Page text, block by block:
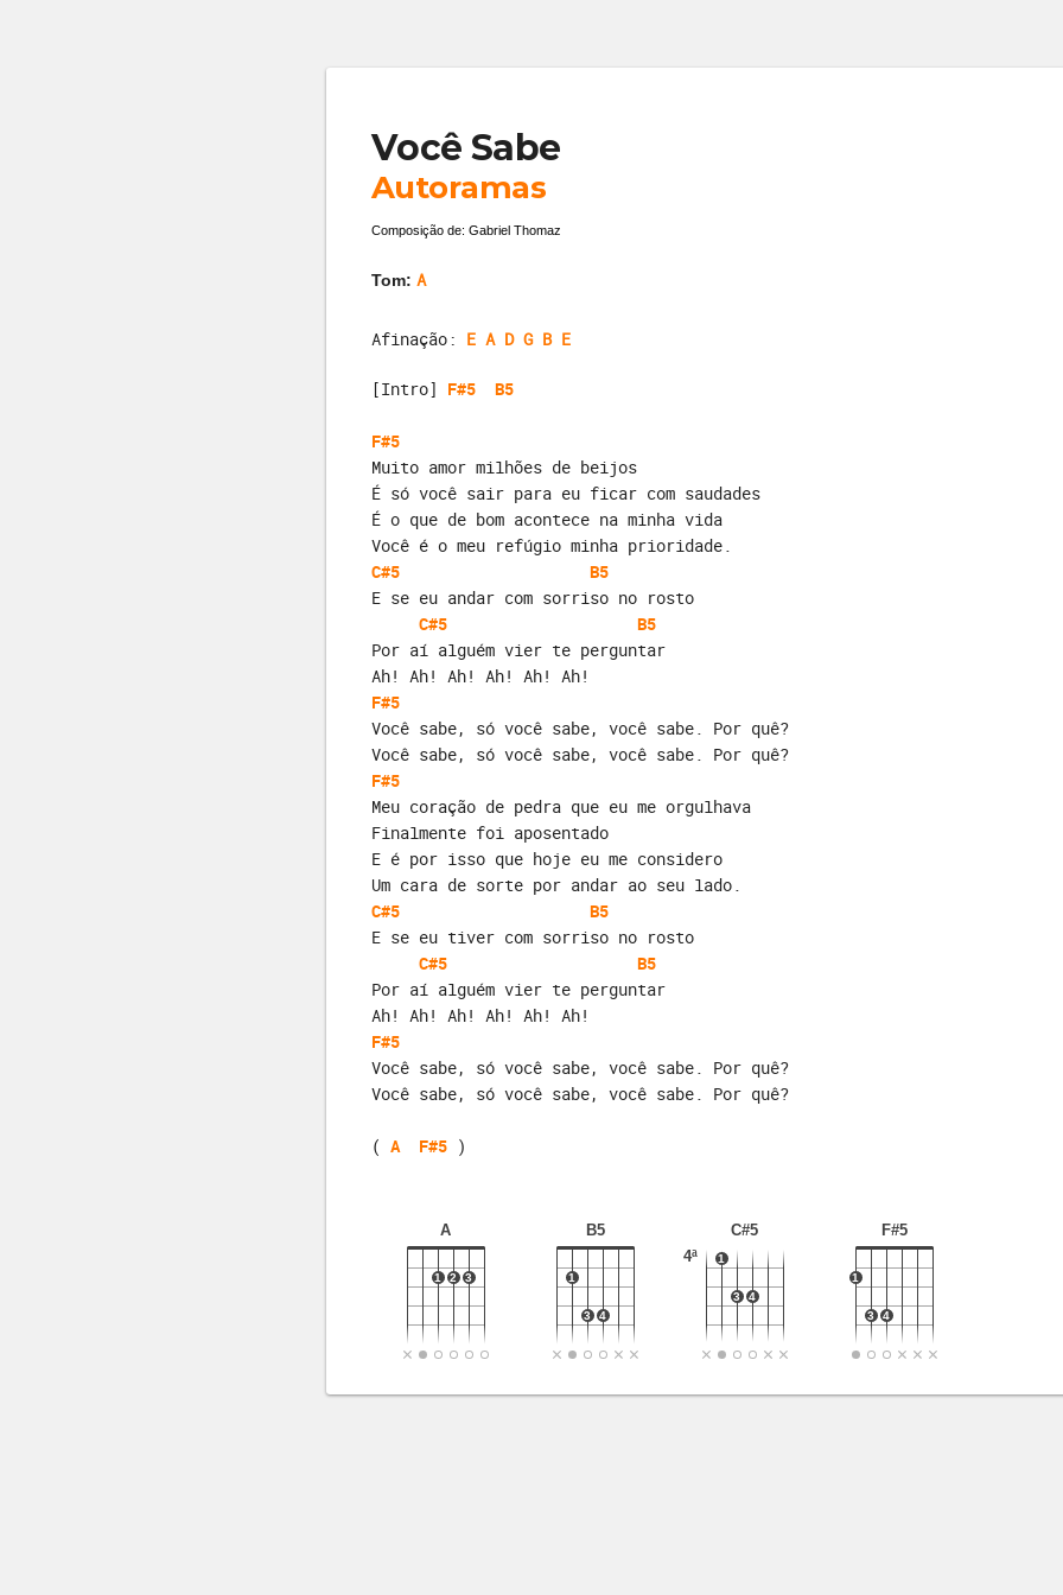
Você Sabe
Autoramas
Composição de: Gabriel Thomaz
Tom: A
Afinação: E A D G B E
[Intro] F#5 B5
F#5
Muito amor milhões de beijos
É só você sair para eu ficar com saudades
É o que de bom acontece na minha vida
Você é o meu refúgio minha prioridade.
C#5
B5
E se eu andar com sorriso no rosto
C#5
B5
Por aí alguém vier te perguntar
Ah! Ah! Ah! Ah! Ah! Ah!
F#5
Você sabe, só você sabe, você sabe. Por quê?
Você sabe, só você sabe, você sabe. Por quê?
F#5
Meu coração de pedra que eu me orgulhava
Finalmente foi aposentado
E é por isso que hoje eu me considero
Um cara de sorte por andar ao seu lado.
C#5
B5
E se eu tiver com sorriso no rosto
C#5
B5
Por aí alguém vier te perguntar
Ah! Ah! Ah! Ah! Ah! Ah!
F#5
Você sabe, só você sabe, você sabe. Por quê?
Você sabe, só você sabe, você sabe. Por quê?
( A F#5 )
A
1 2 3
B5
1
3 4
C#5
1
4ª
3 4
F#5
1
3 4